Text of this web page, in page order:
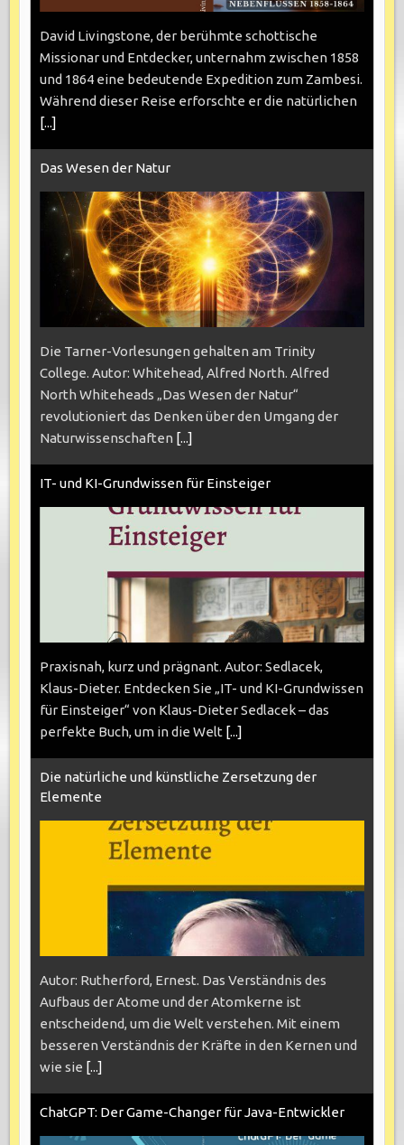
David Livingstone, der berühmte schottische
Missionar und Entdecker, unternahm zwischen 1858
und 1864 eine bedeutende Expedition zum Zambesi.
Während dieser Reise erforschte er die natürlichen
[...]
Das Wesen der Natur
Die Tarner-Vorlesungen gehalten am Trinity
College. Autor: Whitehead, Alfred North. Alfred
North Whiteheads „Das Wesen der Natur“
revolutioniert das Denken über den Umgang der
Naturwissenschaften [...]
IT- und KI-Grundwissen für Einsteiger
Praxisnah, kurz und prägnant. Autor: Sedlacek,
Klaus-Dieter. Entdecken Sie „IT- und KI-Grundwissen
für Einsteiger“ von Klaus-Dieter Sedlacek – das
perfekte Buch, um in die Welt [...]
Die natürliche und künstliche Zersetzung der
Elemente
Autor: Rutherford, Ernest. Das Verständnis des
Aufbaus der Atome und der Atomkerne ist
entscheidend, um die Welt verstehen. Mit einem
besseren Verständnis der Kräfte in den Kernen und
wie sie [...]
ChatGPT: Der Game-Changer für Java-Entwickler